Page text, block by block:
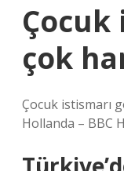
Çocuk
çok
Çocuk istismarı
Hollanda – BBC